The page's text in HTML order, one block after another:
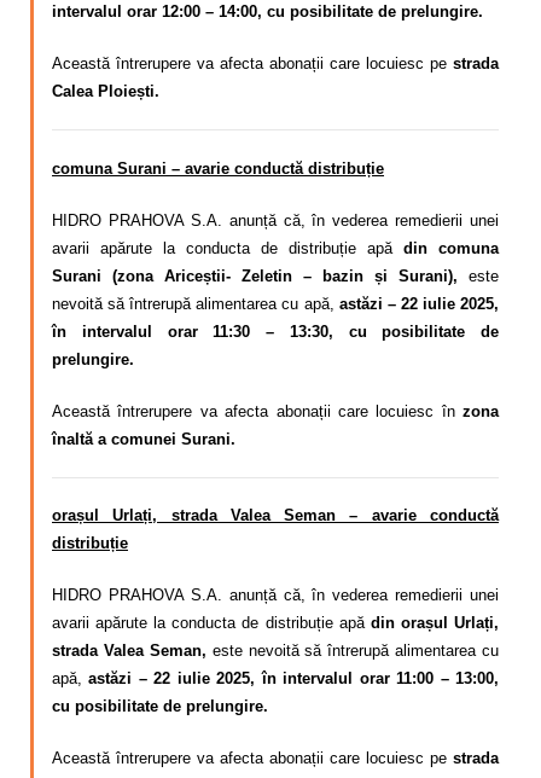
intervalul orar 12:00 – 14:00, cu posibilitate de prelungire.
Această întrerupere va afecta abonații care locuiesc pe strada
Calea Ploiești.
comuna Surani – avarie conductă distribuție
HIDRO PRAHOVA S.A. anunță că, în vederea remedierii unei
avarii apărute la conducta de distribuție apă din comuna
Surani (zona Ariceștii- Zeletin – bazin și Surani), este
nevoită să întrerupă alimentarea cu apă, astăzi – 22 iulie 2025,
în intervalul orar 11:30 – 13:30, cu posibilitate de
prelungire.
Această întrerupere va afecta abonații care locuiesc în zona
înaltă a comunei Surani.
orașul Urlați, strada Valea Seman – avarie conductă
distribuție
HIDRO PRAHOVA S.A. anunță că, în vederea remedierii unei
avarii apărute la conducta de distribuție apă din orașul Urlați,
strada Valea Seman, este nevoită să întrerupă alimentarea cu
apă, astăzi – 22 iulie 2025, în intervalul orar 11:00 – 13:00,
cu posibilitate de prelungire.
Această întrerupere va afecta abonații care locuiesc pe strada